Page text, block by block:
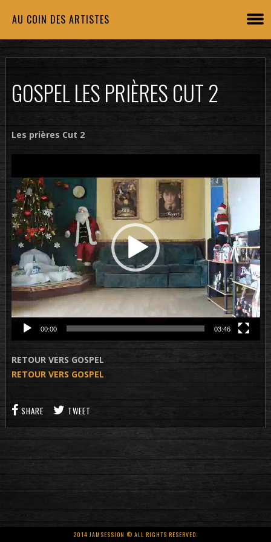
AU COIN DES ARTISTES
GOSPEL LES PRIÈRES CUT 2
Les prières Cut 2
vidéo
00:00 03:46
RETOUR VERS GOSPEL
RETOUR VERS GOSPEL
SHARE TWEET
2014 JAMSESSION © ALL RIGHTS RESERVED.